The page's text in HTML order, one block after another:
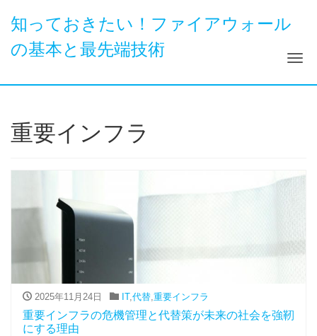
知っておきたい！ファイアウォール
の基本と最先端技術
ナ
重要インフラ
2025年11月24日 IT,代替,重要インフラ
重要インフラの危機管理と代替策が未来の社会を強靭
にする理由